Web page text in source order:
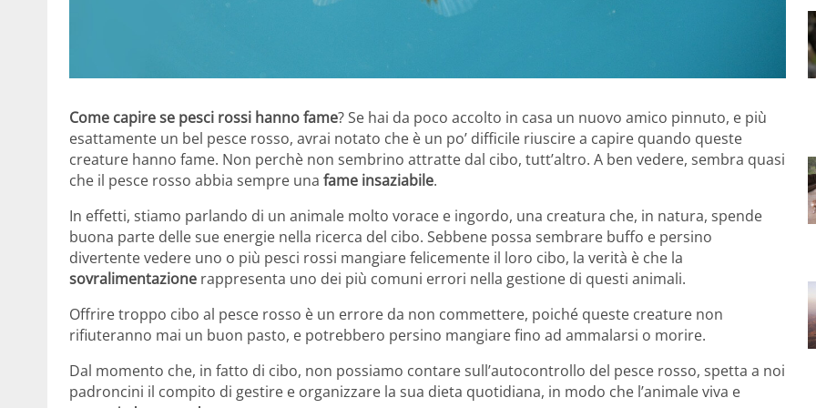
Come capire se pesci rossi hanno fame? Se hai da poco accolto in casa un nuovo amico pinnuto, e più
esattamente un bel pesce rosso, avrai notato che è un po’ difficile riuscire a capire quando queste
creature hanno fame. Non perchè non sembrino attratte dal cibo, tutt’altro. A ben vedere, sembra quasi
che il pesce rosso abbia sempre una fame insaziabile.
In effetti, stiamo parlando di un animale molto vorace e ingordo, una creatura che, in natura, spende
buona parte delle sue energie nella ricerca del cibo. Sebbene possa sembrare buffo e persino
divertente vedere uno o più pesci rossi mangiare felicemente il loro cibo, la verità è che la
sovralimentazione rappresenta uno dei più comuni errori nella gestione di questi animali.
Offrire troppo cibo al pesce rosso è un errore da non commettere, poiché queste creature non
rifiuteranno mai un buon pasto, e potrebbero persino mangiare fino ad ammalarsi o morire.
Dal momento che, in fatto di cibo, non possiamo contare sull’autocontrollo del pesce rosso, spetta a noi
padroncini il compito di gestire e organizzare la sua dieta quotidiana, in modo che l’animale viva e